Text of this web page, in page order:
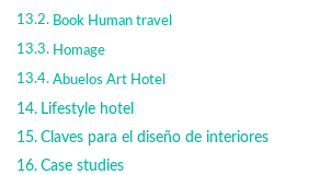
Book Human travel
Homage
Abuelos Art Hotel
Lifestyle hotel
Claves para el diseño de interiores
Case studies